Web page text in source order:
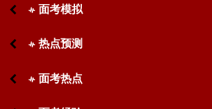
󰋙 面考模拟
󰋙 热点预测
󰋙 面考热点